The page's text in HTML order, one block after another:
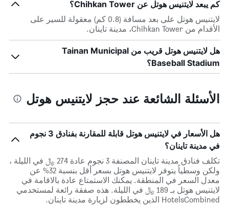
كم يبعد لايتنيس هوتل عن Chihkan Tower؟
لايتنيس هوتل على بعد مسافة (0.8 كم) معقولة للسير على
الأقدام من Chihkan Tower، مدينة تاينان.
هل لايتنيس هوتل قريب من Tainan Municipal
Baseball Stadium؟
الأسئلة الشائعة عند حجز لايتنيس هوتل
هل الأسعار في لايتنيس هوتل قابلة للمقارنة بفنادق 3 نجوم
في مدينة تاينان؟
تكلف فنادق مدينة تاينان المصنفة 3 نجوم عادة 274 ﷼ في الليلة ،
ولكن وسطياً يتوفر لايتنيس هوتل بسعر أقل بنسبة 32% عن
معدل السعر في المنطقة. يمكنك الاستمتاع عادة بالاقامة في
لايتنيس هوتل بـ 189 ﷼ في الليلة. هذه صفقة رائعة لمستخدمي
HotelsCombined الذين يخططون لزيارة مدينة تاينان.